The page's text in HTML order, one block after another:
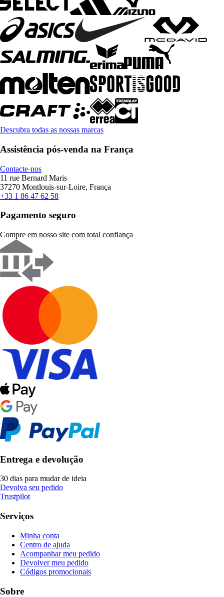
Descubra todas as nossas marcas
Assistência pós-venda na França
Contacte-nos
11 rue Bernard Maris
37270 Montlouis-sur-Loire, França
+33 1 86 47 62 58
Pagamento seguro
Compre em nosso site com total confiança
Entrega e devolução
30 dias para mudar de ideia
Devolva seu pedido
Trustpilot
Serviços
Minha conta
Centro de ajuda
Acompanhar meu pedido
Devolver meu pedido
Códigos promocionais
Sobre